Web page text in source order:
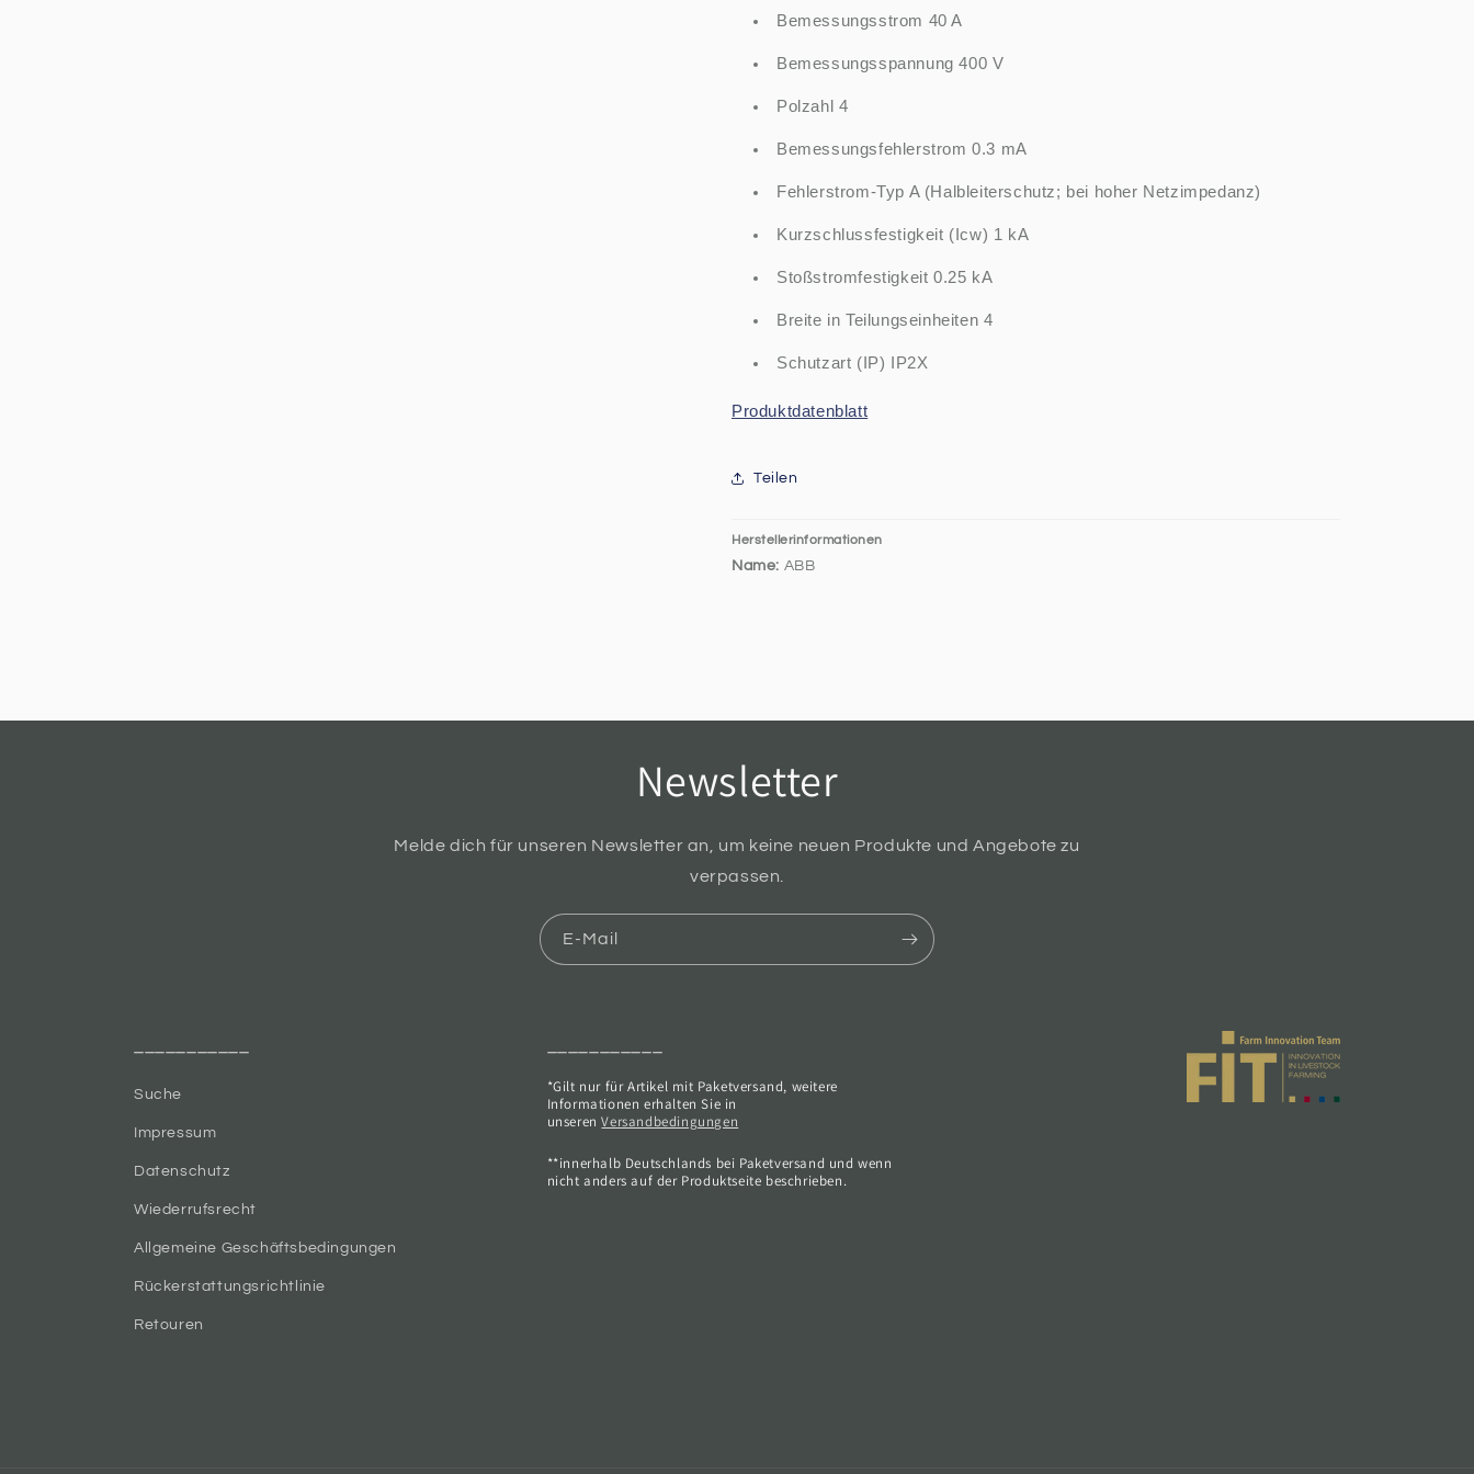
Bemessungsstrom 40 A
Bemessungsspannung 400 V
Polzahl 4
Bemessungsfehlerstrom 0.3 mA
Fehlerstrom-Typ A (Halbleiterschutz; bei hoher Netzimpedanz)
Kurzschlussfestigkeit (Icw) 1 kA
Stoßstromfestigkeit 0.25 kA
Breite in Teilungseinheiten 4
Schutzart (IP) IP2X
Produktdatenblatt
Teilen
Herstellerinformationen
Name: ABB
Newsletter
Melde dich für unseren Newsletter an, um keine neuen Produkte und Angebote zu
verpassen.
E-Mail
Suche
Impressum
Datenschutz
Wiederrufsrecht
Allgemeine Geschäftsbedingungen
Rückerstattungsrichtlinie
Retouren
*Gilt nur für Artikel mit Paketversand, weitere
Informationen erhalten Sie in
unserenVersandbedingungen
**innerhalb Deutschlands bei Paketversand und wenn
nicht anders auf der Produktseite beschrieben.